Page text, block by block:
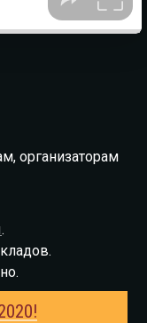
организаторам
.